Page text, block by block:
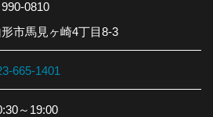
0810
形市馬見ヶ崎4丁目8-3
665-1401
～19:00